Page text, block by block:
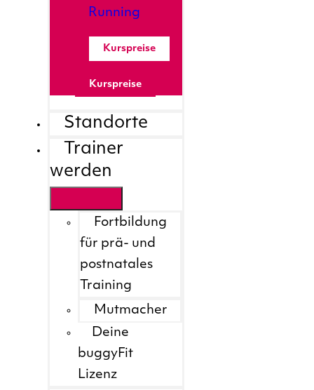
Running
Kurspreise
Kurspreise
Standorte
Trainer
werden
Fortbildung
für prä- und
postnatales
Training
Mutmacher
Deine
buggyFit
Lizenz